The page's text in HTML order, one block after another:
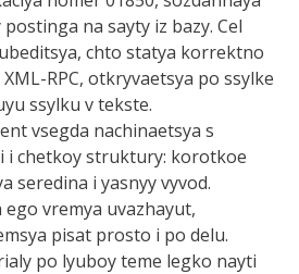
na sayty iz bazy. Cel
chto statya korrektno
RPC, otkryvaetsya po ssylke
ssylku v tekste.
vsegda nachinaetsya s
i chetkoy struktury: korotkoe
seredina i yasnyy vyvod.
vremya uvazhayut,
pisat prosto i po delu.
po lyuboy teme legko nayti